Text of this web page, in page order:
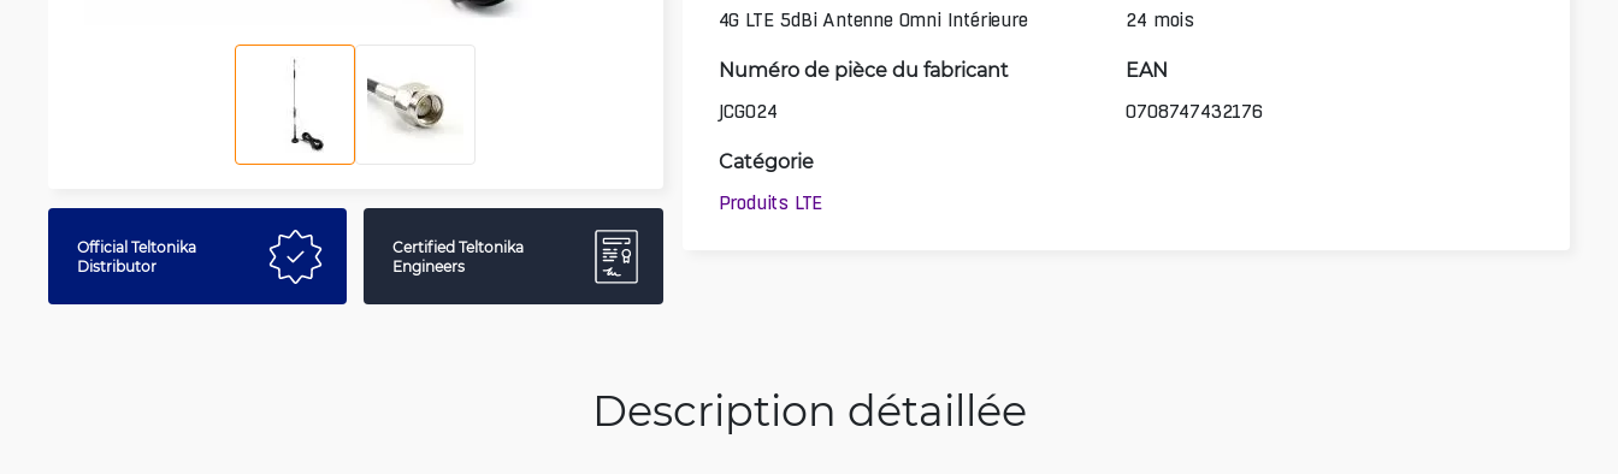
Official Teltonika
Distributor
Certified Teltonika
Engineers
4G LTE 5dBi Antenne Omni Intérieure
24 mois
Numéro de pièce du fabricant
JCG024
EAN
0708747432176
Catégorie
Produits LTE
Description détaillée